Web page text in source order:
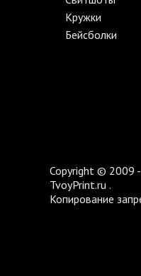
Кружки
Бейсболки
Copyright © 2009 -
TvoyPrint.ru .
Копирование